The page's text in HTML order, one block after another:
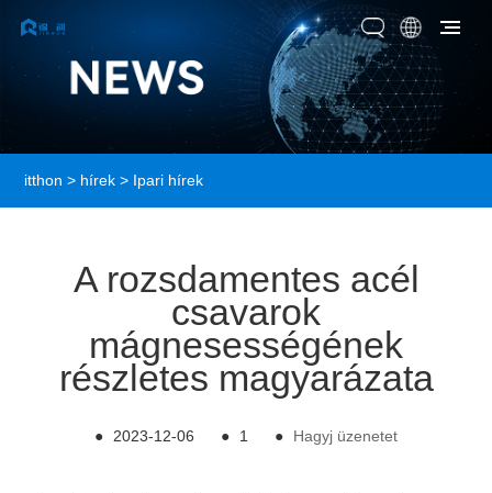
itthon > hírek > Ipari hírek
A rozsdamentes acél
csavarok
mágnesességének
részletes magyarázata
● 2023-12-06 ● 1 ● Hagyj üzenetet